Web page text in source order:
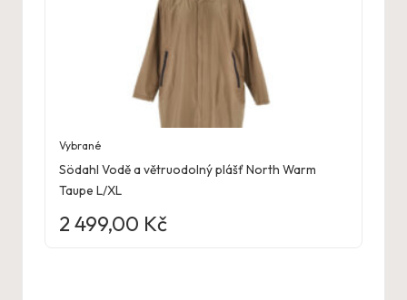
Vybrané
Södahl Vodě a větruodolný plášť North Warm
Taupe L/XL
2 499,00 Kč